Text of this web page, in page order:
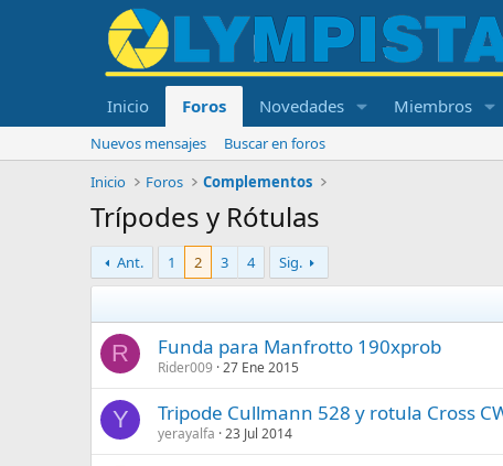
Inicio Foros Novedades Miembros
Nuevos mensajes
Buscar en foros
Inicio
Foros Complementos
Trípodes y Rótulas
Ant. 1 2 3 4 Sig.
R Funda para Manfrotto 190xprob
Rider009 27 Ene 2015
Y Tripode Cullmann 528 y rotula Cross
yerayalfa 23 Jul 2014